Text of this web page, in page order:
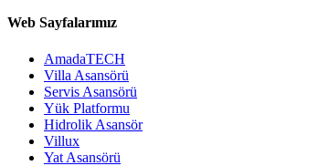
Web Sayfalarımız
AmadaTECH
Villa Asansörü
Servis Asansörü
Yük Platformu
Hidrolik Asansör
Villux
Yat Asansörü